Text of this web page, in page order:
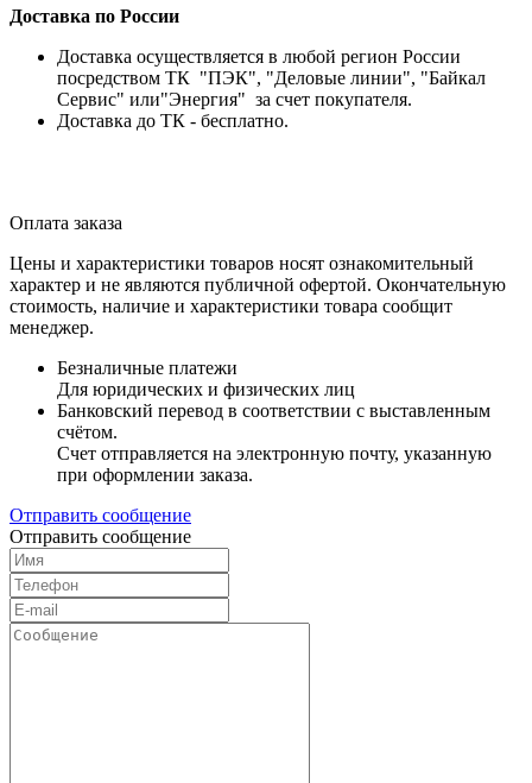
Доставка по России
Доставка осуществляется в любой регион России
посредством ТК "ПЭК", "Деловые линии", "Байкал
Сервис" или"Энергия" за счет покупателя.
Доставка до ТК - бесплатно.
Оплата заказа
Цены и характеристики товаров носят ознакомительный
характер и не являются публичной офертой. Окончательную
стоимость, наличие и характеристики товара сообщит
менеджер.
Безналичные платежи
Для юридических и физических лиц
Банковский перевод в соответствии с выставленным
счётом.
Счет отправляется на электронную почту, указанную
при оформлении заказа.
Отправить сообщение
Отправить сообщение